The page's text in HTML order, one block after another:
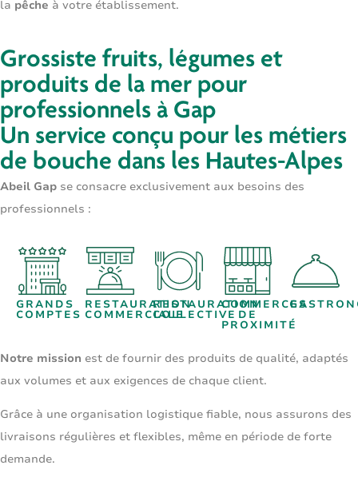
la pêche à votre établissement.
Grossiste fruits, légumes et
produits de la mer pour
professionnels à Gap
Un service conçu pour les métiers
de bouche dans les Hautes-Alpes
Abeil Gap se consacre exclusivement aux besoins des
professionnels :
GRANDS
COMPTES
RESTAURATION
COMMERCIALE
RESTAURATION
COLLECTIVE
COMMERCES
DE
PROXIMITÉ
Notre mission est de fournir des produits de qualité, adaptés
aux volumes et aux exigences de chaque client.
Grâce à une organisation logistique fiable, nous assurons des
livraisons régulières et flexibles, même en période de forte
demande.